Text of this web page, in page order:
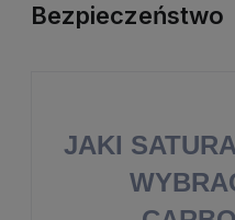
Bezpieczeństwo
JAKI